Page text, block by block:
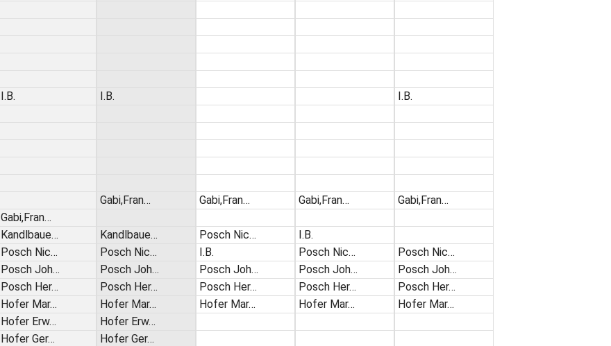
I.B.
Gabi,Fran…
Kandlbaue…
Posch Nic…
Posch Joh…
Posch Her…
Hofer Mar…
Hofer Erw…
Hofer Ger…
I.B.
Gabi,Fran…
Kandlbaue…
Posch Nic…
Posch Joh…
Posch Her…
Hofer Mar…
Hofer Erw…
Hofer Ger…
Gabi,Fran…
Posch Nic…
I.B.
Posch Joh…
Posch Her…
Hofer Mar…
Gabi,Fran…
I.B.
Posch Nic…
Posch Joh…
Posch Her…
Hofer Mar…
I.B.
Gabi,Fran…
Posch Nic…
Posch Joh…
Posch Her…
Hofer Mar…